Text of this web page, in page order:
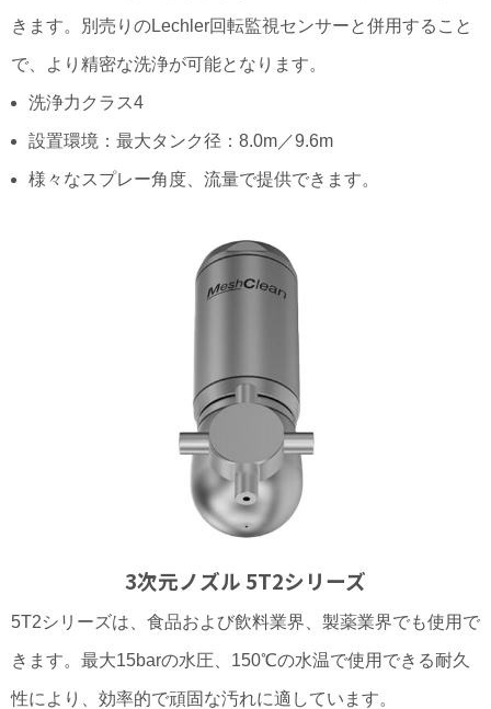
きます。別売りのLechler回転監視センサーと併用すること
で、より精密な洗浄が可能となります。
洗浄力クラス4
設置環境：最大タンク径：8.0m／9.6m
様々なスプレー角度、流量で提供できます。
3次元ノズル 5T2シリーズ
5T2シリーズは、食品および飲料業界、製薬業界でも使用で
きます。最大15barの水圧、150℃の水温で使用できる耐久
性により、効率的で頑固な汚れに適しています。